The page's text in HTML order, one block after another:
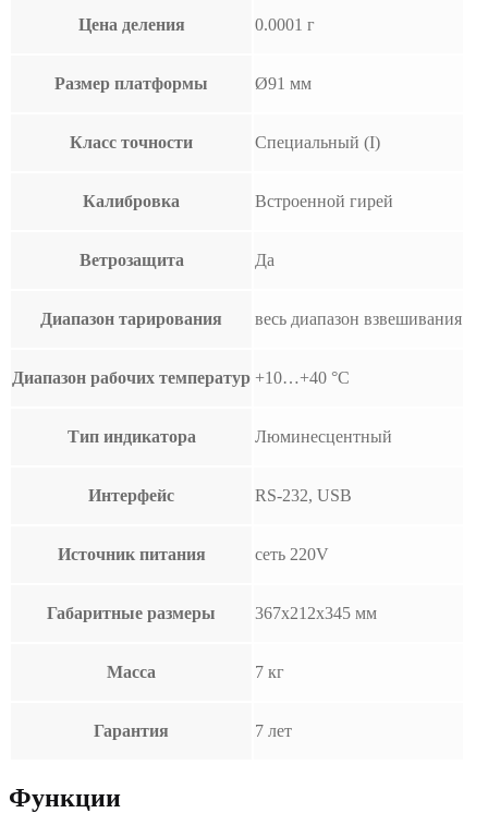
Цена деления 0.0001 г
Размер платформы Ø91 мм
Класс точности Специальный (I)
Калибровка Встроенной гирей
Ветрозащита Да
Диапазон тарирования весь диапазон взвешивания
Диапазон рабочих температур +10…+40 °С
Тип индикатора Люминесцентный
Интерфейс RS-232, USB
Источник питания сеть 220V
Габаритные размеры 367x212x345 мм
Масса 7 кг
Гарантия 7 лет
Функции